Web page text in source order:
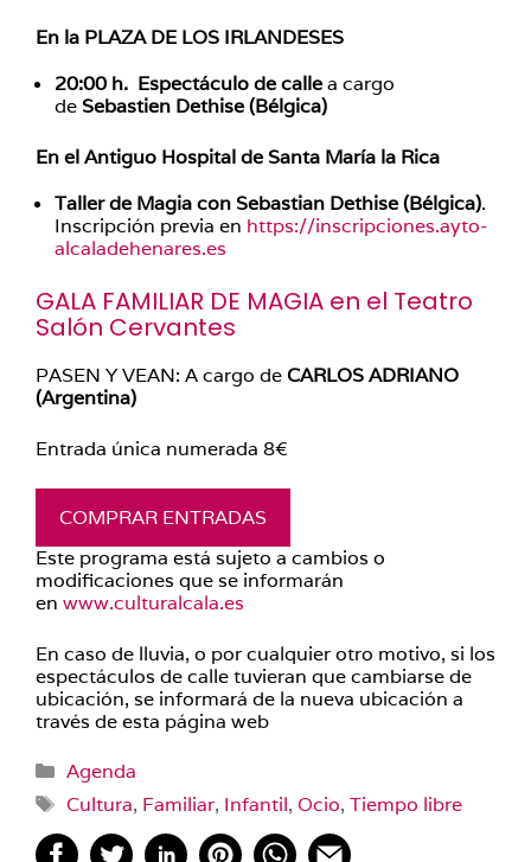
En la PLAZA DE LOS IRLANDESES
20:00 h. Espectáculo de callea cargo
de Sebastien Dethise (Bélgica)
En el Antiguo Hospital de Santa María la Rica
Taller de Magia con Sebastian Dethise (Bélgica).
Inscripción previa en https://inscripciones.ayto-
alcaladehenares.es
GALA FAMILIAR DE MAGIA en el Teatro
Salón Cervantes
PASEN Y VEAN: A cargo de CARLOS ADRIANO
(Argentina)
Entrada única numerada 8€
COMPRAR ENTRADAS
Este programa está sujeto a cambios o
modificaciones que se informarán
en www.culturalcala.es
En caso de lluvia, o por cualquier otro motivo, si los
espectáculos de calle tuvieran que cambiarse de
ubicación, se informará de la nueva ubicación a
través de esta página web
Categorías
Agenda
Etiquetas
Cultura, Familiar, Infantil, Ocio, Tiempo libre